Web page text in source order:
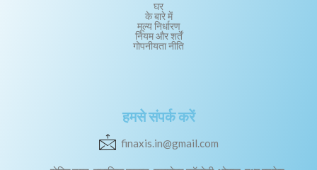
घर
के बारे में
मूल्य निर्धारण
नियम और शर्तें
गोपनीयता नीति
हमसे संपर्क करें
finaxis.in@gmail.com